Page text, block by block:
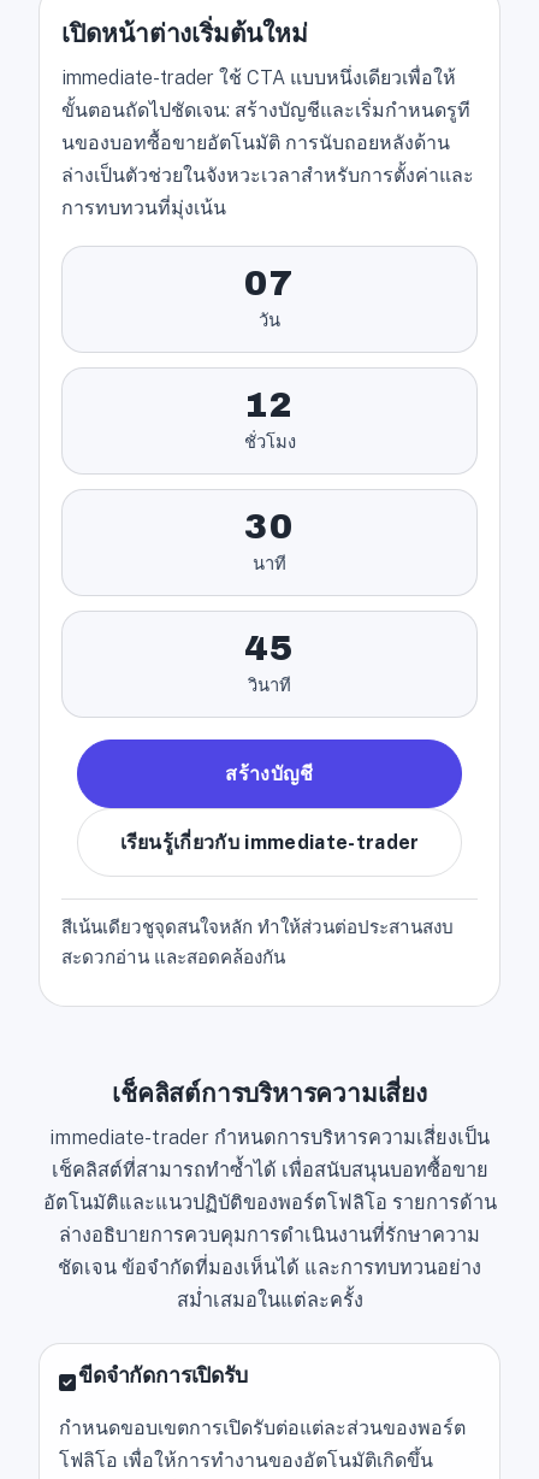
เปิดหน้าต่างเริ่มต้นใหม่
immediate-trader ใช้ CTA แบบหนึ่งเดียวเพื่อให้
ขั้นตอนถัดไปชัดเจน: สร้างบัญชีและเริ่มกำหนดรูที
นของบอทซื้อขายอัตโนมัติ การนับถอยหลังด้าน
ล่างเป็นตัวช่วยในจังหวะเวลาสำหรับการตั้งค่าและ
การทบทวนที่มุ่งเน้น
07
วัน
12
ชั่วโมง
30
นาที
45
วินาที
สร้างบัญชี
เรียนรู้เกี่ยวกับ immediate-trader
สีเน้นเดียวชูจุดสนใจหลัก ทำให้ส่วนต่อประสานสงบ
สะดวกอ่าน และสอดคล้องกัน
เช็คลิสต์การบริหารความเสี่ยง
immediate-trader กำหนดการบริหารความเสี่ยงเป็น
เช็คลิสต์ที่สามารถทำซ้ำได้ เพื่อสนับสนุนบอทซื้อขาย
อัตโนมัติและแนวปฏิบัติของพอร์ตโฟลิโอ รายการด้าน
ล่างอธิบายการควบคุมการดำเนินงานที่รักษาความ
ชัดเจน ข้อจำกัดที่มองเห็นได้ และการทบทวนอย่าง
สม่ำเสมอในแต่ละครั้ง
ขีดจำกัดการเปิดรับ
กำหนดขอบเขตการเปิดรับต่อแต่ละส่วนของพอร์ต
โฟลิโอ เพื่อให้การทำงานของอัตโนมัติเกิดขึ้น